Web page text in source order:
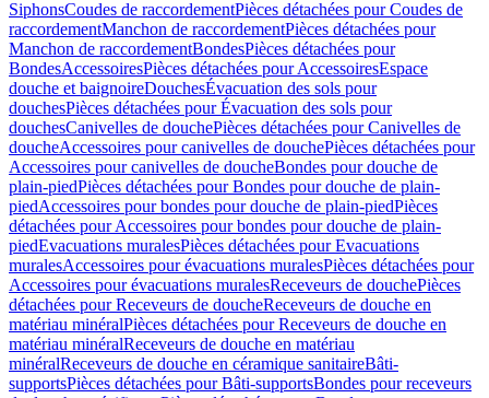
SiphonsCoudes de raccordementPièces détachées pour Coudes de
raccordementManchon de raccordementPièces détachées pour
Manchon de raccordementBondesPièces détachées pour
BondesAccessoiresPièces détachées pour AccessoiresEspace
douche et baignoireDouchesÉvacuation des sols pour
douchesPièces détachées pour Évacuation des sols pour
douchesCanivelles de douchePièces détachées pour Canivelles de
doucheAccessoires pour canivelles de douchePièces détachées pour
Accessoires pour canivelles de doucheBondes pour douche de
plain-piedPièces détachées pour Bondes pour douche de plain-
piedAccessoires pour bondes pour douche de plain-piedPièces
détachées pour Accessoires pour bondes pour douche de plain-
piedEvacuations muralesPièces détachées pour Evacuations
muralesAccessoires pour évacuations muralesPièces détachées pour
Accessoires pour évacuations muralesReceveurs de douchePièces
détachées pour Receveurs de doucheReceveurs de douche en
matériau minéralPièces détachées pour Receveurs de douche en
matériau minéralReceveurs de douche en matériau
minéralReceveurs de douche en céramique sanitaireBâti-
supportsPièces détachées pour Bâti-supportsBondes pour receveurs